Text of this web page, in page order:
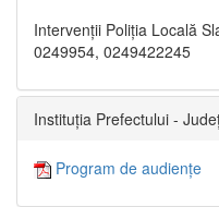
Intervenții Poliția Locală
0249954, 0249422245
Instituția Prefectului -
Program de audiențe